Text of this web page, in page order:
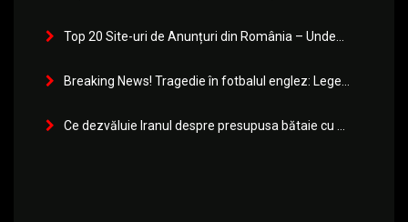
Top 20 Site-uri de Anunțuri din România – Unde...
Breaking News! Tragedie în fotbalul englez: Lege...
Ce dezvăluie Iranul despre presupusa bătaie cu ...